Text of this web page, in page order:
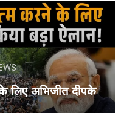
लिए अभिजीत दीपके